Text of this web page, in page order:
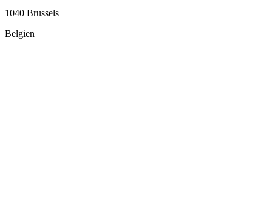
1040 Brussels
Belgien